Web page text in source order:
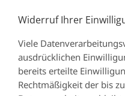
Widerruf Ihrer
Viele
ausdrücklichen
bereits erteilte
Rechtmäßigkeit der bis